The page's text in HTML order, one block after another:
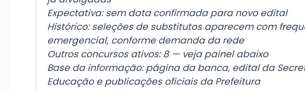
Expectativa: sem data confirmada para novo edital
Histórico: seleções de substitutos aparecem com
emergencial, conforme demanda da rede
Outros concursos ativos: 8 — veja painel abaixo
Base da informação: página da banca, edital da
Educação e publicações oficiais da Prefeitura